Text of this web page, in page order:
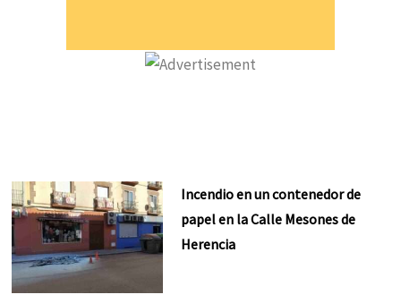
Incendio en un contenedor de
papel en la Calle Mesones de
Herencia